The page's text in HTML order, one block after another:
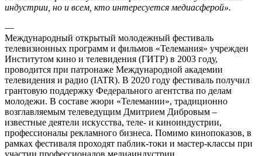
индустрии, но и всем, кто интересуется медиасферой».
—
Международный открытый молодежный фестиваль
телевизионных программ и фильмов «Телемания» учрежден
Институтом кино и телевидения (ГИТР) в 2003 году,
проводится при патронаже Международной академии
телевидения и радио (IATR). В 2020 году фестиваль получил
грантовую поддержку Федерального агентства по делам
молодежи. В составе жюри «Телемании», традиционно
возглавляемым телеведущим Дмитрием Дибровым –
известные деятели искусства, теле- и киноиндустрии,
профессионалы рекламного бизнеса. Помимо кинопоказов, в
рамках фестиваля проходят паблик-токи и мастер-классы при
участии профессионалов медиаиндустрии.